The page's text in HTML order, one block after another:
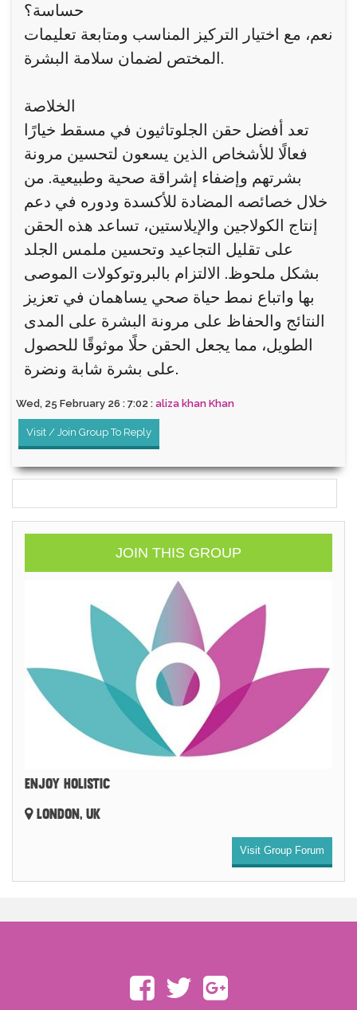
حساسة؟
نعم، مع اختيار التركيز المناسب ومتابعة تعليمات
المختص لضمان سلامة البشرة.
الخلاصة
تعد أفضل حقن الجلوتاثيون في مسقط خيارًا
فعالًا للأشخاص الذين يسعون لتحسين مرونة
بشرتهم وإضفاء إشراقة صحية وطبيعية. من
خلال خصائصه المضادة للأكسدة ودوره في دعم
إنتاج الكولاجين والإيلاستين، تساعد هذه الحقن
على تقليل التجاعيد وتحسين ملمس الجلد
بشكل ملحوظ. الالتزام بالبروتوكولات الموصى
بها واتباع نمط حياة صحي يساهمان في تعزيز
النتائج والحفاظ على مرونة البشرة على المدى
الطويل، مما يجعل الحقن حلًا موثوقًا للحصول
على بشرة شابة ونضرة.
Wed, 25 February 26 : 7:02 : aliza khan Khan
Visit / Join Group To Reply
JOIN THIS GROUP
ENJOY HOLISTIC
LONDON, UK
Visit Group Forum